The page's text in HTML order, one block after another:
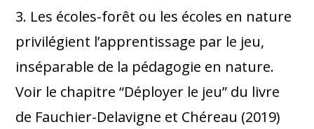
rentrée, et bien qu’il y ait une certaine
progression imposée par les
programmes, les élèves doivent eux-
mêmes déterminer certains objectifs,
choisir leurs activités et prendre des
3. Les écoles-forêt ou les écoles en nature
privilégient l’apprentissage par le jeu,
inséparable de la pédagogie en nature.
Voir le chapitre “Déployer le jeu” du livre
de Fauchier-Delavigne et Chéreau (2019)